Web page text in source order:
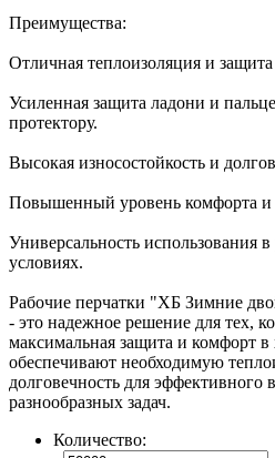
Преимущества:
Отличная теплоизоляция и защита
Усиленная защита ладони и
протектору.
Высокая износостойкость и
Повышенный уровень комфорта и
Универсальность использования
условиях.
Рабочие перчатки "ХБ Зимние
- это надежное решение для тех,
максимальная защита и комфорт
обеспечивают необходимую
долговечность для
разнообразных задач.
Количество: